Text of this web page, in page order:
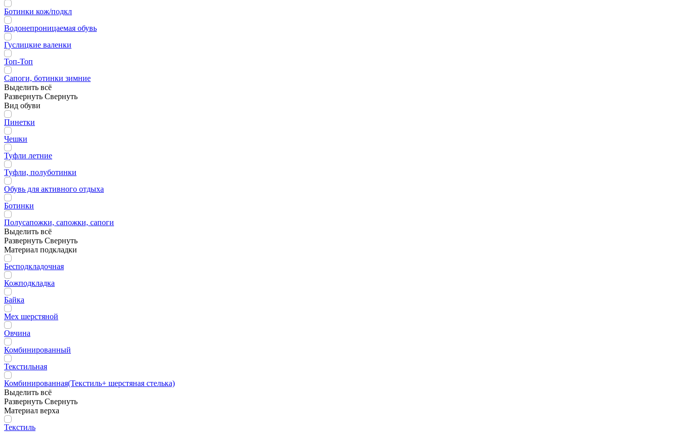
Ботинки кож/подкл
Водонепроницаемая обувь
Гуслицкие валенки
Топ-Топ
Сапоги, ботинки зимние
Выделить всё
Развернуть Свернуть
Вид обуви
Пинетки
Чешки
Туфли летние
Туфли, полуботинки
Обувь для активного отдыха
Ботинки
Полусапожки, сапожки, сапоги
Выделить всё
Развернуть Свернуть
Материал подкладки
Бесподкладочная
Кожподкладка
Байка
Мех шерстяной
Овчина
Комбинированный
Текстильная
Комбинированная(Текстиль+ шерстяная стелька)
Выделить всё
Развернуть Свернуть
Материал верха
Текстиль